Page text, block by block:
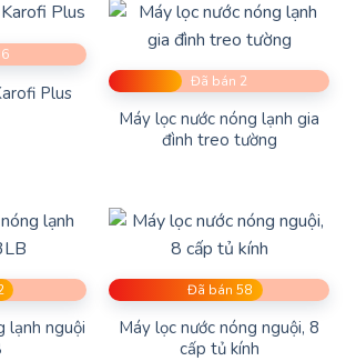
Plus
Đã bán 2
Máy lọc nước nóng lạnh gia
đình treo tường
lạnh nguội
Đã bán 58
Máy lọc nước nóng nguội, 8
cấp tủ kính